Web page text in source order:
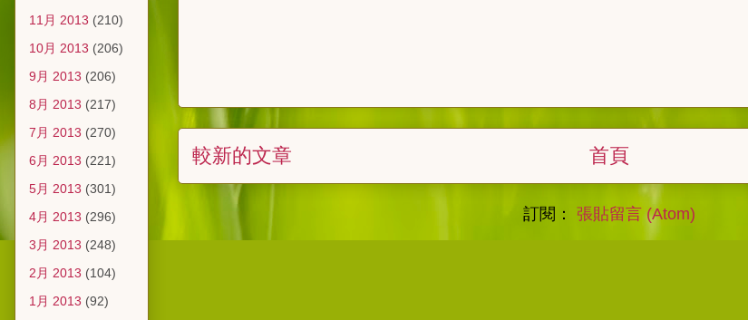
較新的文章 首頁
訂閱： 張貼留言 (Atom)
11月 2013 (210)
10月 2013 (206)
9月 2013 (206)
8月 2013 (217)
7月 2013 (270)
6月 2013 (221)
5月 2013 (301)
4月 2013 (296)
3月 2013 (248)
2月 2013 (104)
1月 2013 (92)